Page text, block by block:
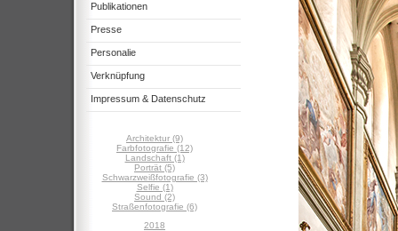
Publikationen
Presse
Personalie
Verknüpfung
Impressum & Datenschutz
Architektur (9)
Farbfotografie (12)
Landschaft (1)
Porträt (5)
Schwarzweißfotografie (3)
Selfie (1)
Sound (2)
Straßenfotografie (6)
2018